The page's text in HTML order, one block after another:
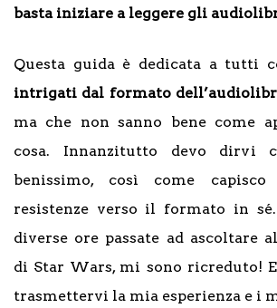
basta iniziare a leggere gli
Questa guida è dedicata a tutti
intrigati dal formato
ma che non sanno bene come
cosa. Innanzitutto devo dirvi
benissimo, così come
resistenze verso il formato in
diverse ore passate ad ascoltare
di Star Wars, mi sono ricreduto!
trasmettervi la mia esperienza e i